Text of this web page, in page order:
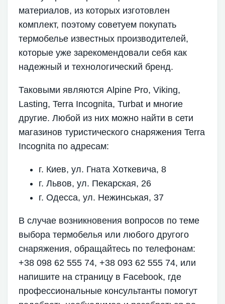
материалов, из которых изготовлен
комплект, поэтому советуем покупать
термобелье известных производителей,
которые уже зарекомендовали себя как
надежный и технологический бренд.
Таковыми являются Alpine Pro, Viking,
Lasting, Terra Incognita, Turbat и многие
другие. Любой из них можно найти в сети
магазинов туристического снаряжения Terra
Incognita по адресам:
г. Киев, ул. Гната Хоткевича, 8
г. Львов, ул. Пекарская, 26
г. Одесса, ул. Нежинськая, 37
В случае возникновения вопросов по теме
выбора термобелья или любого другого
снаряжения, обращайтесь по телефонам:
+38 098 62 555 74, +38 093 62 555 74, или
напишите на страницу в Facebook, где
профессиональные консультанты помогут